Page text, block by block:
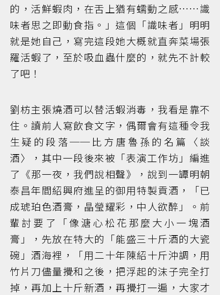
的，活鮮蝦肉，在舌上猶有蠕動之感……識
味者思之即動食指。」這個「識味者」明明
就是她自己，寫完這段她大概就直奔菜場張
羅活蝦了，至於吸血蟲什麼的，就先不計較
了吧！
劉枋主張燒酒可以替活蝦消毒，我看是靠不
住。讀前人寫飲食文字，偶爾會有這種令我
生疑的段落──比方唐魯孫的名篇〈談
酒〉，其中一段後來被「表演工作坊」編進
了《那一夜，我們說相聲》，說到一罈明朝
泰昌年間紹興府進呈的御用特製貢酒，「已
成琥珀色酒膏，晶瑩耀彩，中人欲醉」。前
輩討要了「像溏心松花那麼大小一塊酒
膏」，先放在特大的「能盛三十斤酒的大瓷
碗」酒海裡，「用二十年陳紹十斤沖調，用
竹片刀儘量攪和之後，把浮起的沫子完全打
掉，再加上十斤新酒，再攪打一遍，大家才